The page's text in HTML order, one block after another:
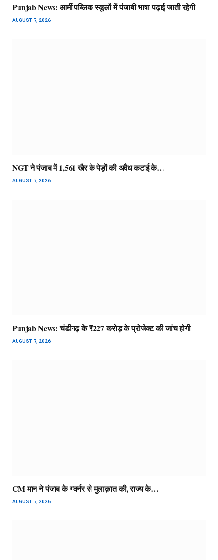
Punjab News: आर्मी पब्लिक स्कूलों में पंजाबी भाषा पढ़ाई जाती रहेगी
AUGUST 7, 2026
NGT ने पंजाब में 1,561 खैर के पेड़ों की अवैध कटाई के…
AUGUST 7, 2026
Punjab News: चंडीगढ़ के ₹227 करोड़ के प्रोजेक्ट की जांच होगी
AUGUST 7, 2026
CM मान ने पंजाब के गवर्नर से मुलाक़ात की, राज्य के…
AUGUST 7, 2026